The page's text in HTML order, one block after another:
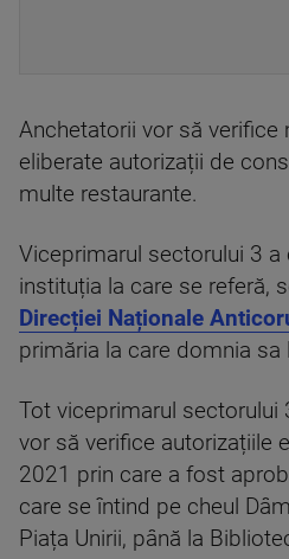
Anchetatorii vor să
eliberate autorizații de
multe restaurante.
Viceprimarul sectorului 3
instituția la care se referă,
Direcției Naționale
primăria la care domnia sa
Tot viceprimarul sectorului
vor să verifice autorizațiile
2021 prin care a fost
care se întind pe cheul
Piața Unirii, până la